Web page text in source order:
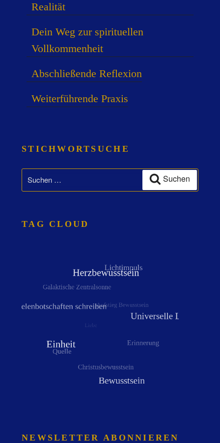
Realität
Dein Weg zur spirituellen
Vollkommenheit
Abschließende Reflexion
Weiterführende Praxis
STICHWORTSUCHE
Suchen
nach:
Suchen
TAG CLOUD
NEWSLETTER ABONNIEREN